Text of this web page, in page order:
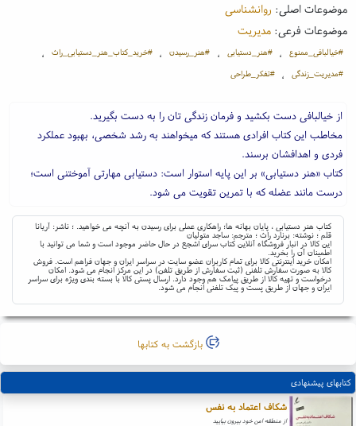
موضوعات اصلی: روانشناسی
موضوعات فرعی:مدیریت
#خیالبافی_ممنوع ، #هنر_دستیابی ، #هنر_رسیدن ، #خرید_کتاب_هنر_دستیابی_راث ،
#مدیریت_زندگی ، #تفکر_طراحی
از خیالبافی دست بکشید و فرمان زندگی تان را به دست بگیرید.
مخاطب این کتاب افرادی هستند که میخواهند به رشد شخصی، بهبود عملکرد
فردی و اهدافشان برسند.
کتاب «هنر دستیابی» بر این پایه استوار است: دستیابی مهارتی آموختنی است؛
درست مانند عضله که با تمرین تقویت می شود.
کتاب هنر دستیابی ، پایان بهانه ها؛ راهکاری عملی برای رسیدن به آنچه می خواهید. ؛ ناشر: آریانا
قلم ؛ نوشته: برنارد راث ؛ مترجم: ساجد متولیان
این کالا در انبار فروشگاه آنلاین کتاب سرای اشجع در حال حاضر موجود است و شما می توانید با
اطمینان آن را بخرید.
امکان خرید اینترنتی کالا برای تمام کاربران عضو سایت در سراسر ایران و جهان فراهم است. فروش
کالا به صورت سفارش تلفنی (ثبت سفارش از طریق تلفن) در این مرکز انجام می شود. امکان
درخواست و تهیه کالا از طریق پیامک هم وجود دارد. ارسال پستی کالا با بسته بندی ویژه برای سراسر
ایران و جهان از طریق پست و پیک تلفنی انجام می شود.
بازگشت به کتابها
کتابهای پیشنهادی
شکاف اعتماد به نفس
از منطقه امن خود بیرون بیایید